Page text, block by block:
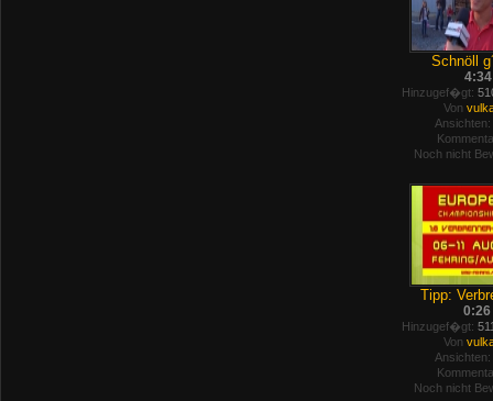
Schnöll
4:34
Hinzugef�gt:
Von
Ansichten:
Noch nicht
Tipp:
0:26
Hinzugef�gt:
Von
Ansichten:
Noch nicht